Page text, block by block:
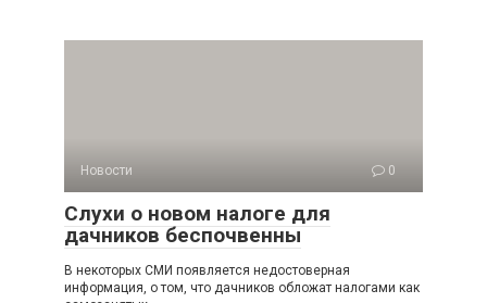
Новости 0
Слухи о новом налоге для
дачников беспочвенны
В некоторых СМИ появляется недостоверная
информация, о том, что дачников обложат налогами как